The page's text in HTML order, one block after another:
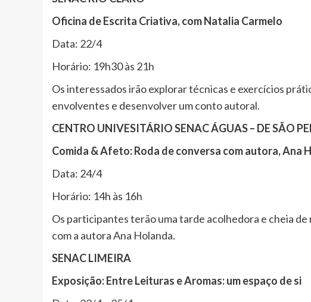
Oficina de Escrita Criativa, com Natalia Carmelo
Data: 22/4
Horário: 19h30 às 21h
Os interessados irão explorar técnicas e exercícios
envolventes e desenvolver um conto autoral.
CENTRO UNIVESITÁRIO SENAC ÁGUAS – DE SÃO
Comida & Afeto: Roda de conversa com autora, Ana
Data: 24/4
Horário: 14h às 16h
Os participantes terão uma tarde acolhedora e cheia
com a autora Ana Holanda.
SENAC LIMEIRA
Exposição: Entre Leituras e Aromas: um espaço de si